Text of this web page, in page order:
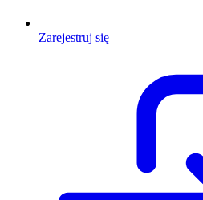
Zarejestruj się